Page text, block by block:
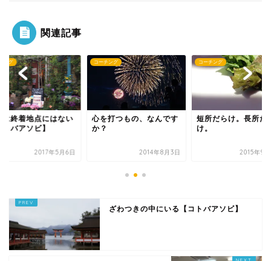
関連記事
ング
打つもの、なんです
2014年8月3日
コーチング
短所だらけ。長所だら
け。
2015年9月24日
コーチング
幸せは終着地点には
【コトバアソビ】
2017年5
ざわつきの中にいる【コトバアソビ】